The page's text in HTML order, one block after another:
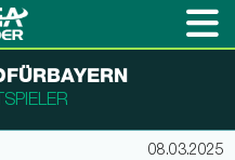
08.03.2025